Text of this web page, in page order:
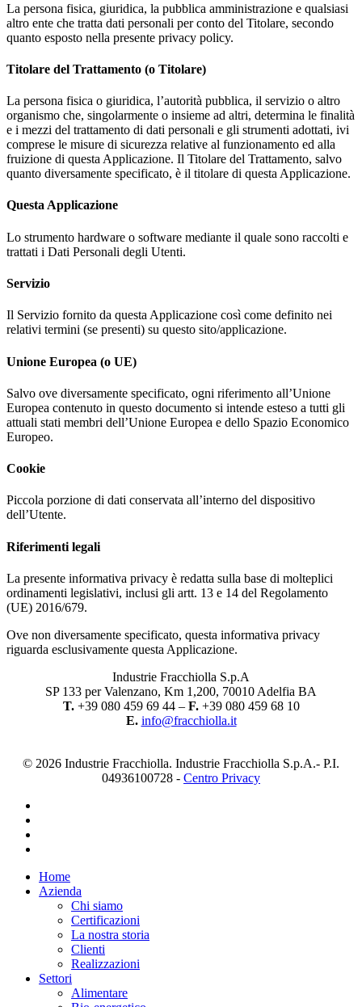
La persona fisica, giuridica, la pubblica amministrazione e qualsiasi
altro ente che tratta dati personali per conto del Titolare, secondo
quanto esposto nella presente privacy policy.
Titolare del Trattamento (o Titolare)
La persona fisica o giuridica, l’autorità pubblica, il servizio o altro
organismo che, singolarmente o insieme ad altri, determina le finalità
e i mezzi del trattamento di dati personali e gli strumenti adottati, ivi
comprese le misure di sicurezza relative al funzionamento ed alla
fruizione di questa Applicazione. Il Titolare del Trattamento, salvo
quanto diversamente specificato, è il titolare di questa Applicazione.
Questa Applicazione
Lo strumento hardware o software mediante il quale sono raccolti e
trattati i Dati Personali degli Utenti.
Servizio
Il Servizio fornito da questa Applicazione così come definito nei
relativi termini (se presenti) su questo sito/applicazione.
Unione Europea (o UE)
Salvo ove diversamente specificato, ogni riferimento all’Unione
Europea contenuto in questo documento si intende esteso a tutti gli
attuali stati membri dell’Unione Europea e dello Spazio Economico
Europeo.
Cookie
Piccola porzione di dati conservata all’interno del dispositivo
dell’Utente.
Riferimenti legali
La presente informativa privacy è redatta sulla base di molteplici
ordinamenti legislativi, inclusi gli artt. 13 e 14 del Regolamento
(UE) 2016/679.
Ove non diversamente specificato, questa informativa privacy
riguarda esclusivamente questa Applicazione.
Industrie Fracchiolla S.p.A
SP 133 per Valenzano, Km 1,200, 70010 Adelfia BA
T.+39 080 459 69 44 – F.+39 080 459 68 10
E. info@fracchiolla.it
© 2026 Industrie Fracchiolla. Industrie Fracchiolla S.p.A.- P.I.
04936100728 - Centro Privacy
Close
Menu
Home
Azienda
Chi siamo
Certificazioni
La nostra storia
Clienti
Realizzazioni
Settori
Alimentare